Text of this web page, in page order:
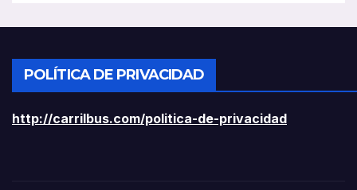
POLÍTICA DE PRIVACIDAD
http://carrilbus.com/politica-de-privacidad